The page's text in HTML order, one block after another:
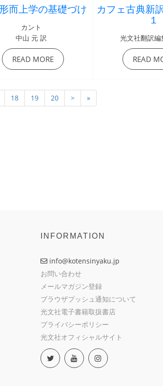
而上学の基礎づけ
カント
中山 元 訳
READ MORE
カフェ古典新
１
光文社翻訳
READ
18 19 20 > »
INFORMATION
info@kotensinyaku.jp
お問い合わせ
メールマガジン登録
ブラウザプッシュ通知について
光文社電子書籍取扱書店
プライバシーポリシー
光文社オフィシャルサイト